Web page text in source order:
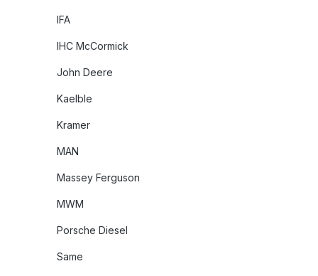
IFA
IHC McCormick
John Deere
Kaelble
Kramer
MAN
Massey Ferguson
MWM
Porsche Diesel
Same